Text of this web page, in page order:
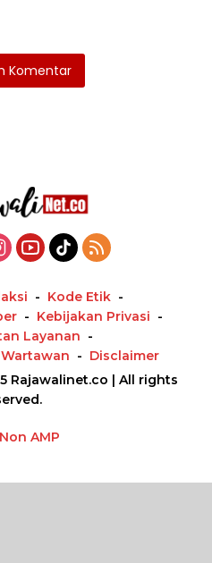
Komentar
Kode Etik
Kebijakan Privasi
Layanan
Disclaimer
Rajawalinet.co | All rights
AMP